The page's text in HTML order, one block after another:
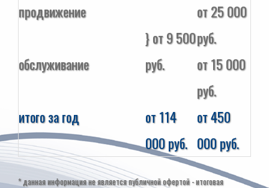
продвижение
} от 9 500
руб.
от 25 000
руб.
обслуживание
от 15 000
руб.
итого за год
от 114
000 руб.
от 450
000 руб.
* данная информация не является публичной офертой - итоговая